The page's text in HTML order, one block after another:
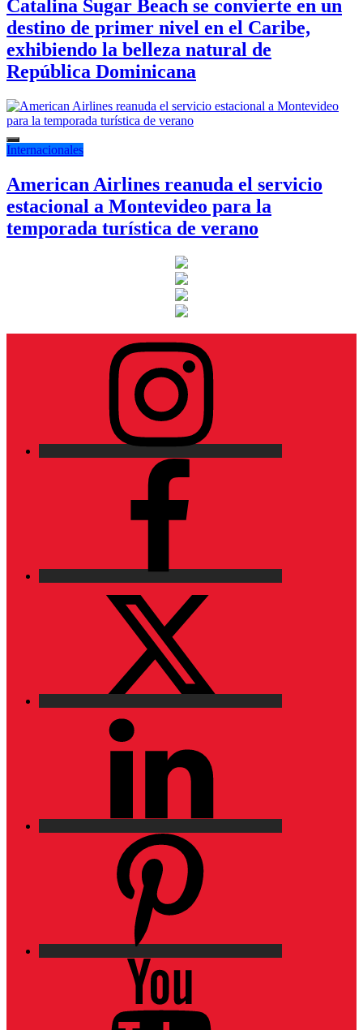
Catalina Sugar Beach se convierte en un
destino de primer nivel en el Caribe,
exhibiendo la belleza natural de
República Dominicana
Internacionales
American Airlines reanuda el servicio
estacional a Montevideo para la
temporada turística de verano